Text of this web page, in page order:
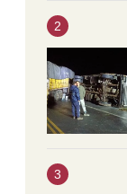
2
3